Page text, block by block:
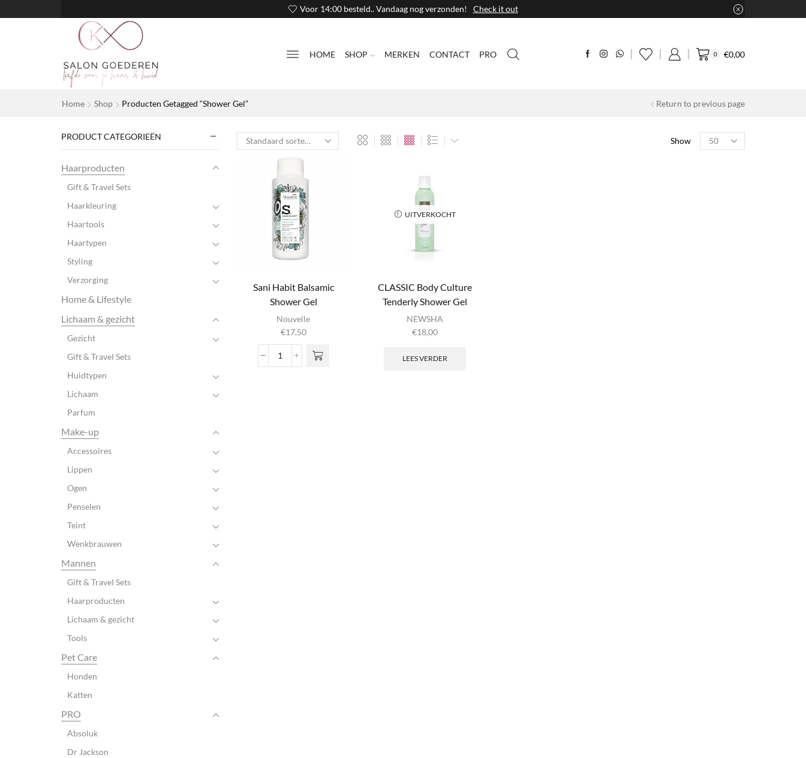
Voor 14:00 besteld.. Vandaag nog verzonden! Check it out
HOME SHOP MERKEN CONTACT PRO 0 €0,00
Home Shop Producten Getagged “Shower Gel” Return to previous page
Show
Products
per
Sani Habit Balsamic
Shower Gel
Nouvelle
€17,50
Sani
UITVERKOCHT
CLASSIC Body Culture
Tenderly Shower Gel
NEWSHA
€18,00
LEES VERDER
PRODUCT CATEGORIEËN
Haarproducten
Gift & Travel Sets
Haarkleuring
Haartools
Haartypen
Styling
Verzorging
Home & Lifestyle
Lichaam & gezicht
Gezicht
Gift & Travel Sets
Huidtypen
Lichaam
Parfum
Make-up
Accessoires
Lippen
Ogen
Penselen
Teint
Wenkbrauwen
Mannen
Gift & Travel Sets
Haarproducten
Lichaam & gezicht
Tools
Pet Care
Honden
Katten
PRO
Absoluk
Dr Jackson